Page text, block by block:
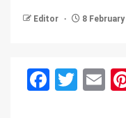
Editor 8